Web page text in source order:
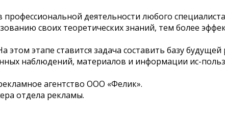
деятельности любого
своих теоретических знаний, тем более
этапе ставится задача составить базу будущей
наблюдений, материалов и информации ис-
агентство ООО «Фелик».
отдела рекламы.